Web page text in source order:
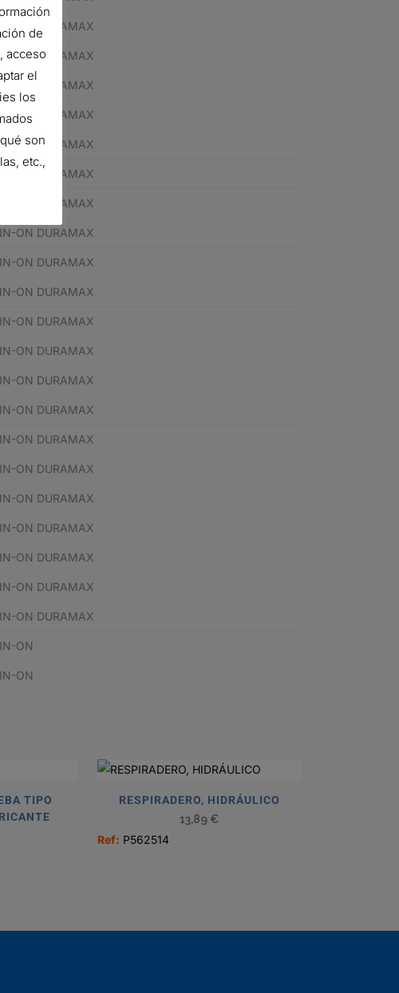
ON DURAMAX
ON DURAMAX
ON DURAMAX
ON DURAMAX
ON DURAMAX
ON DURAMAX
ON DURAMAX
ON DURAMAX
ON DURAMAX
ON DURAMAX
ON DURAMAX
ON DURAMAX
ON DURAMAX
ON DURAMAX
ON DURAMAX
ON DURAMAX
ON DURAMAX
ON DURAMAX
ON DURAMAX
ON DURAMAX
ON DURAMAX
ON
ON
TIPO
RESPIRADERO, HIDRÁULICO
13,89 €
Ref: P562514
de
acceso
el
los
son
etc.,